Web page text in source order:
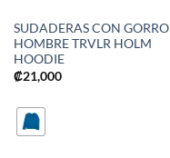
SUDADERAS CON GORRO
HOMBRE TRVLR HOLM
HOODIE
₡21,000